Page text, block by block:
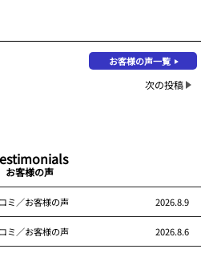
お客様の声一覧
次の投稿
お客様の声
ミ／お客様の声 2026.8.9
ミ／お客様の声 2026.8.6